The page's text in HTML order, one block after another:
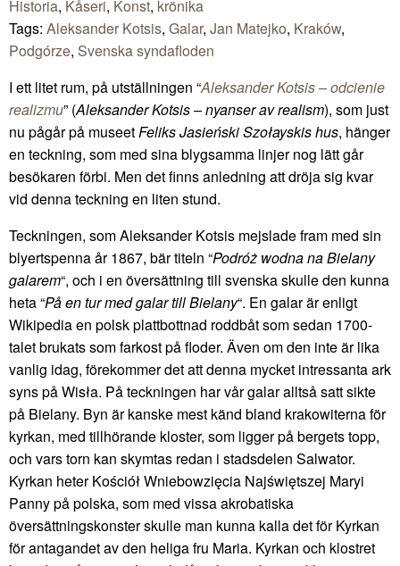
Historia, Kåseri, Konst, krönika
Tags: Aleksander Kotsis, Galar, Jan Matejko, Kraków,
Podgórze, Svenska syndafloden
I ett litet rum, på utställningen “Aleksander Kotsis – odcienie
realizmu” (Aleksander Kotsis – nyanser av realism), som just
nu pågår på museetFeliks Jasieński Szołayskis hus, hänger
en teckning, som med sina blygsamma linjer nog lätt går
besökaren förbi. Men det finns anledning att dröja sig kvar
vid denna teckning en liten stund.
Teckningen, som Aleksander Kotsis mejslade fram med sin
blyertspenna år 1867, bär titeln “Podróż wodna na Bielany
galarem“, och i en översättning till svenska skulle den kunna
heta “På en tur med galar till Bielany“. En galar är enligt
Wikipedia en polsk plattbottnad roddbåt som sedan 1700-
talet brukats som farkost på floder. Även om den inte är lika
vanlig idag, förekommer det att denna mycket intressanta ark
syns på Wisła. På teckningen har vår galar alltså satt sikte
på Bielany. Byn är kanske mest känd bland krakowiterna för
kyrkan, med tillhörande kloster, som ligger på bergets topp,
och vars torn kan skymtas redan i stadsdelen Salwator.
Kyrkan heter Kościół Wniebowzięcia Najświętszej Maryi
Panny på polska, som med vissa akrobatiska
översättningskonster skulle man kunna kalla det för Kyrkan
för antagandet av den heliga fru Maria. Kyrkan och klostret